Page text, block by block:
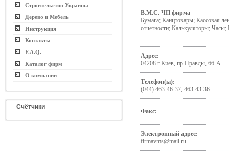
Строительство Украины
Дерево и Мебель
Инструкция
Контакты
F.A.Q.
Каталог фирм
О компании
Счётчики
В.М.С. ЧП фирма
Бумага; Канцтовары; Кассовая
отчетности; Калькуляторы;
Адрес:
04208 г.Киев, пр.Правды, 66-А
Телефон(ы):
(044) 463-46-37, 463-43-36
Факс:
Электронный адрес:
firmavms@mail.ru